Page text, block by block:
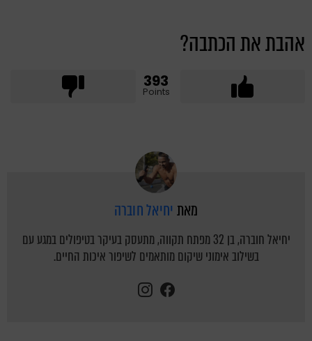
אהבת את הכתבה?
393
Points
מאת יחיאל חוברה
יחיאל חוברה, בן 32 מפתח תקווה, מתעסק בעיקר בטיפולים במגע עם
בשילוב אימוני שיקום מותאמים לשיפור איכות החיים.
facebook